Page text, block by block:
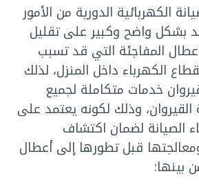
الكهربائية الدورية من الأمور
بشكل واضح وكبير على تقليل
المفاجئة التي قد تسبب
الكهرباء داخل المنزل، لذلك
خدمات متكاملة لجميع
وذلك لكونه يعتمد على
الصيانة لضمان اكتشاف
قبل تطورها إلى أعطال
بينها: